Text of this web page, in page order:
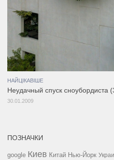
НАЙЦІКАВІШЕ
Неудачный спуск сноубордиста
30.01.2009
ПОЗНАЧКИ
google Киев Китай Нью-Йорк